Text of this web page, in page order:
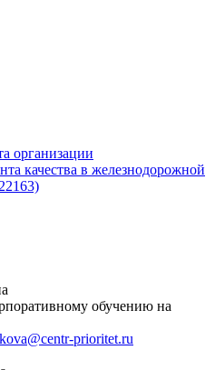
организации
качества в железнодорожной
обучению на
prioritet.ru